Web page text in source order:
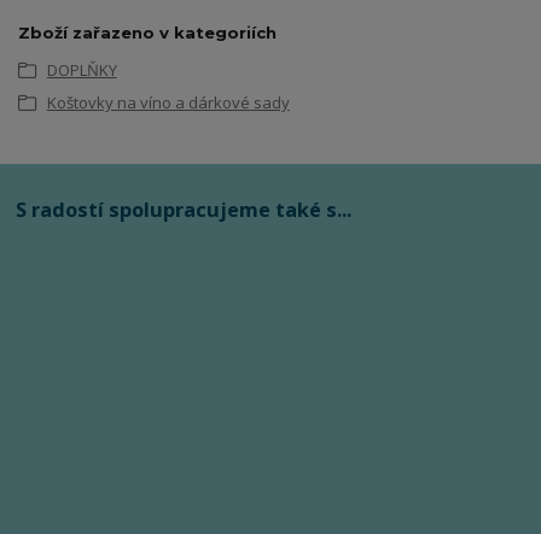
Zboží zařazeno v kategoriích
DOPLŇKY
Koštovky na víno a dárkové sady
S radostí spolupracujeme také s...